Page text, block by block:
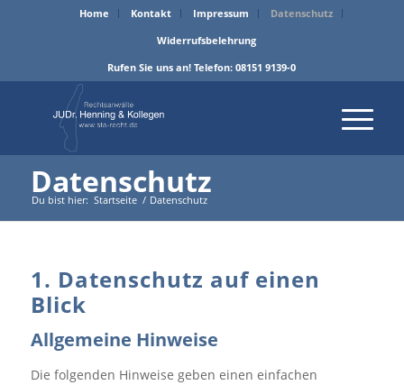
Home Kontakt Impressum
Datenschutz
Widerrufsbelehrung
Rufen Sie uns an! Telefon:08151 9139-0
Datenschutz
Du bist hier: Startseite / Datenschutz
1. Datenschutz auf einen
Blick
Allgemeine Hinweise
Die folgenden Hinweise geben einen einfachen